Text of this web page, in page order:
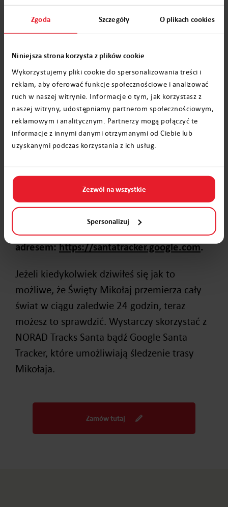
Zgoda Szczegóły O plikach cookies
Niniejsza strona korzysta z plików cookie
Wykorzystujemy pliki cookie do spersonalizowania treści i
reklam, aby oferować funkcje społecznościowe i analizować
ruch w naszej witrynie. Informacje o tym, jak korzystasz z
naszej witryny, udostępniamy partnerom społecznościowym,
reklamowym i analitycznym. Partnerzy mogą połączyć te
informacje z innymi danymi otrzymanymi od Ciebie lub
uzyskanymi podczas korzystania z ich usług.
Zezwól na wszystkie
Spersonalizuj
Również Google uruchomiło specjalną
interaktywną stronę, na której dzieci mogą
przemierza swoimi saniami cały świat. Na
witrynie na bieżąco podawane są najnowsze
informacje o lokalizacji Świętego. Zanim
jednak Mikołaj wybierze się w coroczną
wyprawę, rozpoczyna się okres
gorączkowego wyczekiwania na tę chwilę. Na
do Bożego Narodzenia. Radosne oczekiwanie
uprzyjemni także szereg gier i filmów
udostępnianych od 1 grudnia.
Witryna znajduje się pod tym
adresem:https://santatracker.google.com.
Jeżeli kiedykolwiek dziwiłeś się jak to
możliwe, że Święty Mikołaj przemierza cały
świat w ciągu zaledwie 24 godzin, teraz
możesz to sprawdzić. Wystarczy skorzystać z
NORAD Tracks Santa bądź Google Santa
Tracker, które umożliwiają śledzenie trasy
Mikołaja.
Zamów tutaj